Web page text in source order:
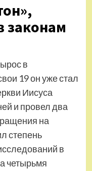
законам
в
19 он уже стал
Иисуса
и провел два
на
степень
в
четырьмя